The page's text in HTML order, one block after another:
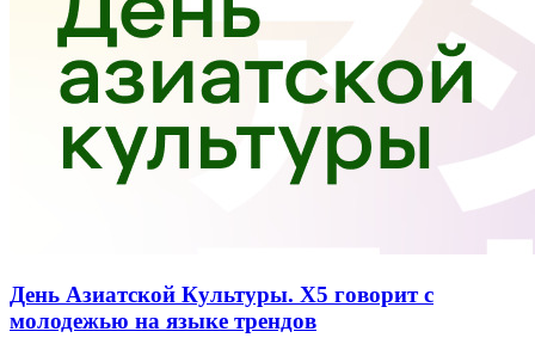
День Азиатской Культуры. Х5 говорит с
молодежью на языке трендов